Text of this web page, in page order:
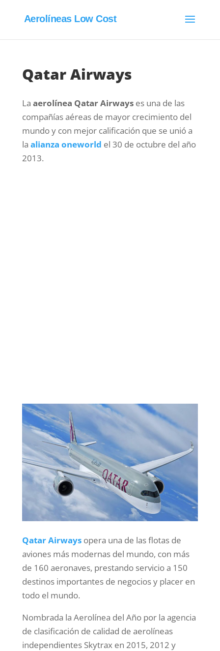
Aerolíneas Low Cost
Qatar Airways
La aerolínea Qatar Airwayses una de las
compañías aéreas de mayor crecimiento del
mundo y con mejor calificación que se unió a
la alianza oneworld el 30 de octubre del año
2013.
Qatar Airwaysopera una de las flotas de
aviones más modernas del mundo, con más
de 160 aeronaves, prestando servicio a 150
destinos importantes de negocios y placer en
todo el mundo.
Nombrada la Aerolínea del Año por la agencia
de clasificación de calidad de aerolíneas
independientes Skytrax en 2015, 2012 y